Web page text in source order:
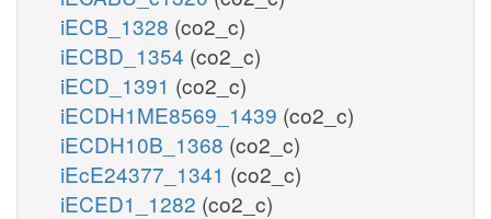
iECB_1328 (co2_c)
iECBD_1354 (co2_c)
iECD_1391 (co2_c)
iECDH1ME8569_1439 (co2_c)
iECDH10B_1368 (co2_c)
iEcE24377_1341 (co2_c)
iECED1_1282 (co2_c)